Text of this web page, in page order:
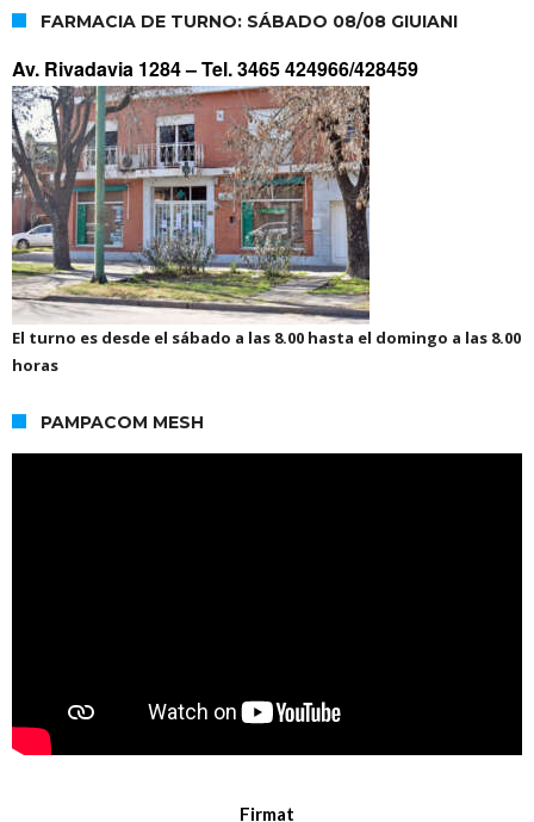
FARMACIA DE TURNO: SÁBADO 08/08 GIUIANI
Av. Rivadavia 1284 –Tel. 3465 424966/428459
El turno es desde el sábado a las 8.00 hasta el domingo a las 8.00
horas
PAMPACOM MESH
Firmat